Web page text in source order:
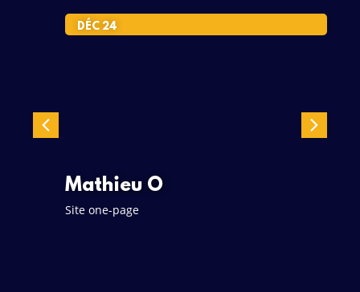
DÉC 24
Mathieu O
Site one-page